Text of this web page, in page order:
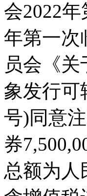
会2022
年第一次
员会《
象发行可
号)同意
券
总额为人